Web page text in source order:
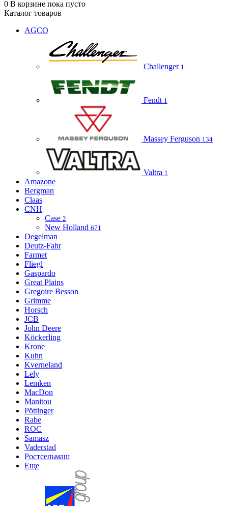
0 В корзине пока пусто
Каталог товаров
AGCO
Challenger 1
Fendt 1
Massey Ferguson 134
Valtra 1
Amazone
Bergman
Claas
CNH
Case 2
New Holland 671
Degelman
Deutz-Fahr
Farmet
Fliegl
Gaspardo
Great Plains
Gregoire Besson
Grimme
Horsch
JCB
John Deere
Köckerling
Krone
Kuhn
Kverneland
Lely
Lemken
MacDon
Manitou
Pöttinger
Rabe
ROC
Samasz
Vaderstad
Ростсельмаш
Еще